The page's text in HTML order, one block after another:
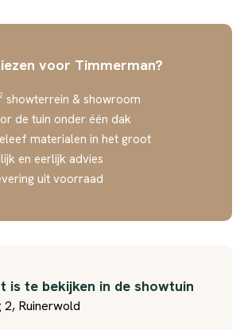
voor Timmerman?
showterrein & showroom
de tuin onder één dak
materialen in het groot
en eerlijk advies
uit voorraad
is te bekijken in de showtuin
Ruinerwold